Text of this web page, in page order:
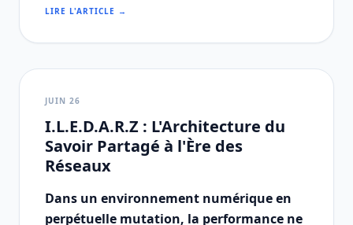
LIRE L'ARTICLE →
JUIN 26
I.L.E.D.A.R.Z : L'Architecture du
Savoir Partagé à l'Ère des
Réseaux
Dans un environnement numérique en
perpétuelle mutation, la performance ne